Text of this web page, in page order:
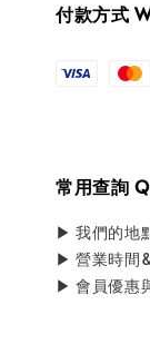
付款方式
常用查詢
▶ 我們的地
▶ 營業時間
▶ 會員優惠